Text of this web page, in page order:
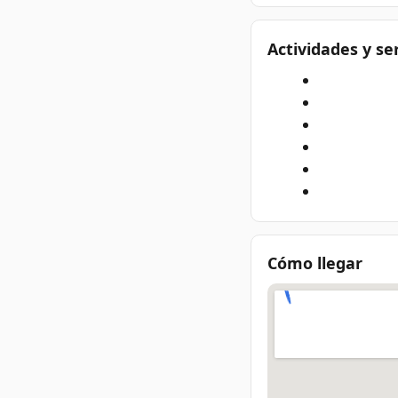
Actividades y
Cómo llegar